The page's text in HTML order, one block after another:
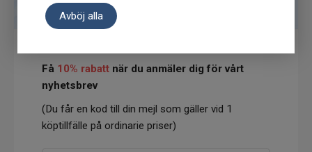
Avböj alla
Få 10% rabatt när du anmäler dig för vårt
nyhetsbrev
(Du får en kod till din mejl som gäller vid 1
köptillfälle på ordinarie priser)